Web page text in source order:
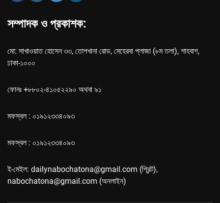
সম্পাদক ও প্রকাশক:
মো: সাখাওয়াত হোসেন ৩৩, তোপখানা রোড, মেহেরবা প্লাজা (৮ম তলা), শাহবাগ,
ঢাকা-১০০০
ফোনঃ +৮৮০২-৪১০৫২২৯০ অথবা ৯১
মফস্বল : ০১৯১২৩৩৪০৯৩
মফস্বল : ০১৯১২৩৩৪০৯৩
ই-মেইল: dailynabochatona@gmail.com (প্রিন্ট),
nabochatona@gmail.com (অনলাইন)